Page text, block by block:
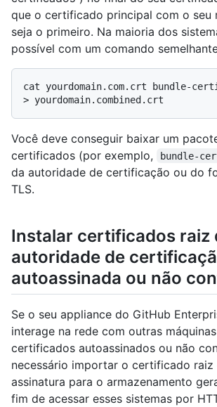
que o certificado principal com o seu
seja o primeiro. Na maioria dos
possível com um comando
cat yourdomain.com.crt bundle-
Você deve conseguir baixar um
certificados (por exemplo,
bundle-
da autoridade de certificação ou do
TLS.
Instalar certificados raiz
autoridade de
autoassinada ou não
Se o seu appliance do GitHub
interage na rede com outras
certificados autoassinados ou não
necessário importar o certificado raiz
assinatura para o armazenamento
fim de acessar esses sistemas por